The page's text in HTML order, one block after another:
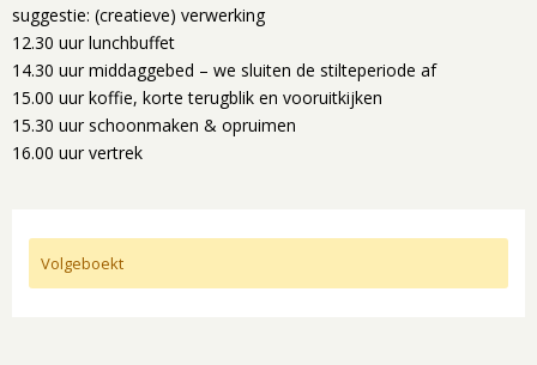
suggestie: (creatieve) verwerking
12.30 uur lunchbuffet
14.30 uur middaggebed – we sluiten de stilteperiode af
15.00 uur koffie, korte terugblik en vooruitkijken
15.30 uur schoonmaken & opruimen
16.00 uur vertrek
Volgeboekt